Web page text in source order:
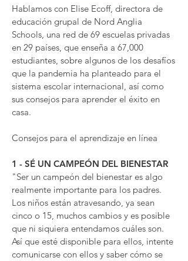
Hablamos con Elise Ecoff, directora de
educación grupal de Nord Anglia
Schools, una red de 69 escuelas privadas
en 29 países, que enseña a 67,000
estudiantes, sobre algunos de los desafíos
que la pandemia ha planteado para el
sistema escolar internacional, así como
sus consejos para aprender el éxito en
casa.
Consejos para el aprendizaje en línea
1 - SÉ UN CAMPEÓN DEL BIENESTAR
"Ser un campeón del bienestar es algo
realmente importante para los padres.
Los niños están atravesando, ya sean
cinco o 15, muchos cambios y es posible
que ni siquiera entendamos cuáles son.
Así que esté disponible para ellos, intente
comunicarse con ellos y saber cómo se